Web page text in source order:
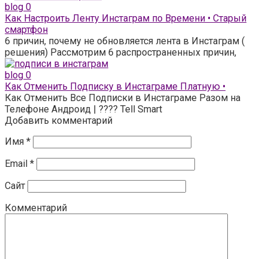
blog 0
Как Настроить Ленту Инстаграм по Времени • Старый
смартфон
6 причин, почему не обновляется лента в Инстаграм (
решения) Рассмотрим 6 распространенных причин,
blog 0
Как Отменить Подписку в Инстаграме Платную •
Как Отменить Все Подписки в Инстаграме Разом на
Телефоне Андроид | ???? Tell Smart
Добавить комментарий
Имя *
Email *
Сайт
Комментарий